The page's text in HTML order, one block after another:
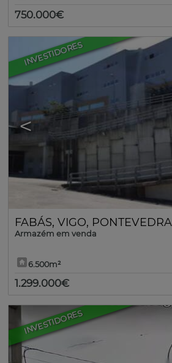
750.000€
INVESTIDORES
<
FABÁS, VIGO, PONTEVEDRA
Armazém em venda
6.500m²
1.299.000€
INVESTIDORES